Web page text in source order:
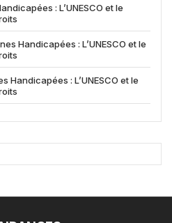
: L’UNESCO et le
Handicapées : L’UNESCO et le
Handicapées : L’UNESCO et le